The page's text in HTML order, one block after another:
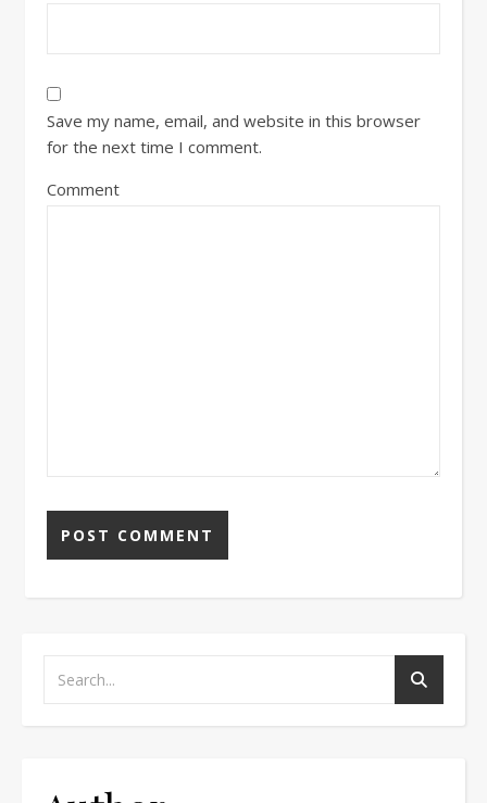
Save my name, email, and website in this browser
for the next time I comment.
Comment